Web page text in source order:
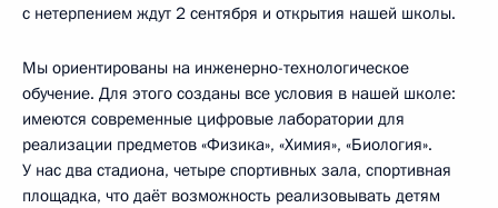
с нетерпением ждут 2 сентября и открытия нашей школы.
Мы ориентированы на инженерно-технологическое
обучение. Для этого созданы все условия в нашей школе:
имеются современные цифровые лаборатории для
реализации предметов «Физика», «Химия», «Биология».
У нас два стадиона, четыре спортивных зала, спортивная
площадка, что даёт возможность реализовывать детям